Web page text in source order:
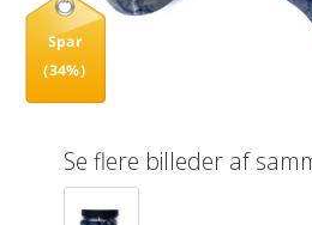
Spar
(34%)
Se flere billeder af